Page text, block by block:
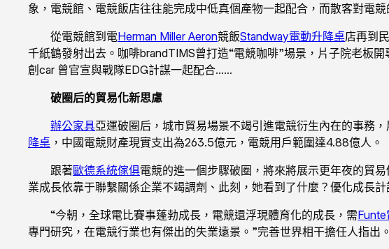
象，電競館、電競飯店往往能完成中低真個產物一起配合，而散客對電
從電競館到電Herman Miller Aeron競飯Standway電動升降桌店再到
千紙鶴發射出去。咖啡brandTIMS曾打造“電競咖啡”場景，片子院老板
創car 曾官宣與戰隊EDG計謀一起配合……
破圈后的貿易化新思慮
辦公家具亞運破圈后，城市貿易場景不竭引進電競衍生內在的事務
降桌 ，中國電競財產現實支出為263.5億元，電競用戶範圍達4.88億人。
跟著歐德系統傢俱電競的進一個步驟破圈，將來將展示更年夜的貿
業成長依靠于聯繫關係企業不竭調劑、此刻，她看到了什麼？優化成長
“今朝，全球電比賽事蓬勃成長，電競還浮現體育化的成長，需
專門研究，在電競行業也有傑出的失業遠景。”完善世界相干擔任人指出。